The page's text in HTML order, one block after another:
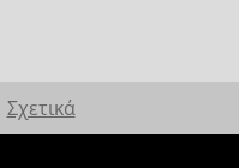
Σχετικά